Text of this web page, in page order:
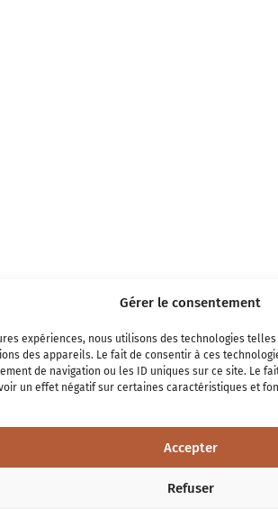
Gérer le consentement
expériences, nous utilisons des technologies
des appareils. Le fait de consentir à ces
de navigation ou les ID uniques sur ce site. Le
un effet négatif sur certaines caractéristiques et
Accepter
Refuser